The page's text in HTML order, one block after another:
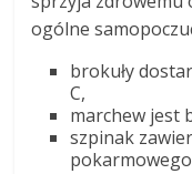
ogólne
brokuły
C,
marchew jest
szpinak